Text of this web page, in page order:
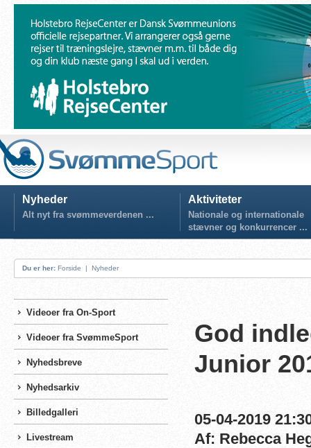
Nyheder
Alt nyt fra svømmeverdenen ...
Aktiviteter
Nationale og internationale
stævner og konkurrencer ...
Du er her: Forside | Nyheder
Videoer fra On-Sport
Videoer fra SvømmeSport
Nyhedsbreve
Nyhedsarkiv
Billedgalleri
Livestream
God
Junior
05-04-2019
Af: Rebecca